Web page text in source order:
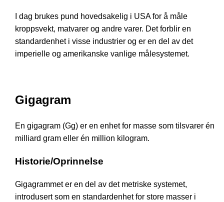
I dag brukes pund hovedsakelig i USA for å måle
kroppsvekt, matvarer og andre varer. Det forblir en
standardenhet i visse industrier og er en del av det
imperielle og amerikanske vanlige målesystemet.
Gigagram
En gigagram (Gg) er en enhet for masse som tilsvarer én
milliard gram eller én million kilogram.
Historie/Oprinnelse
Gigagrammet er en del av det metriske systemet,
introdusert som en standardenhet for store masser i